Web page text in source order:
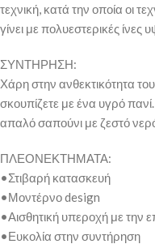
τεχνική, κατά την οποία οι
γίνει με πολυεστερικές ίνες
ΣΥΝΤΗΡΗΣΗ:
Χάρη στην ανθεκτικότητα
σκουπίζετε με ένα υγρό
απαλό σαπούνι με ζεστό
ΠΛΕΟΝΕΚΤΗΜΑΤΑ:
•Στιβαρή κατασκευή
•Μοντέρνο design
•Αισθητική υπεροχή με την
•Ευκολία στην συντήρηση